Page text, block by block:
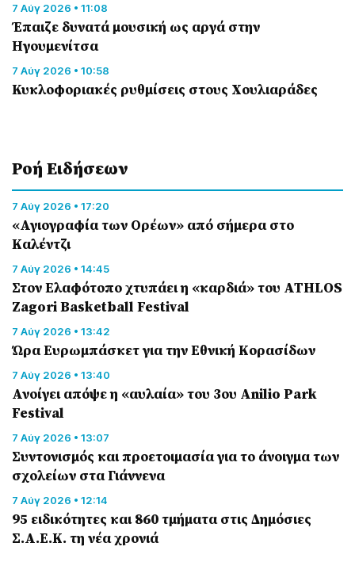
7 Αύγ 2026 • 11:08
Έπαιζε δυνατά μουσική ως αργά στην
Ηγουμενίτσα
7 Αύγ 2026 • 10:58
Κυκλοφοριακές ρυθμίσεις στους Χουλιαράδες
Ροή Eιδήσεων
7 Αύγ 2026 • 17:20
«Αγιογραφία των Ορέων» από σήμερα στο
Καλέντζι
7 Αύγ 2026 • 14:45
Στον Ελαφότοπο χτυπάει η «καρδιά» του ATHLOS
Zagori Basketball Festival
7 Αύγ 2026 • 13:42
Ώρα Ευρωμπάσκετ για την Εθνική Κορασίδων
7 Αύγ 2026 • 13:40
Ανοίγει απόψε η «αυλαία» του 3ου Anilio Park
Festival
7 Αύγ 2026 • 13:07
Συντονισμός και προετοιμασία για το άνοιγμα των
σχολείων στα Γιάννενα
7 Αύγ 2026 • 12:14
95 ειδικότητες και 860 τμήματα στις Δημόσιες
Σ.Α.Ε.Κ. τη νέα χρονιά